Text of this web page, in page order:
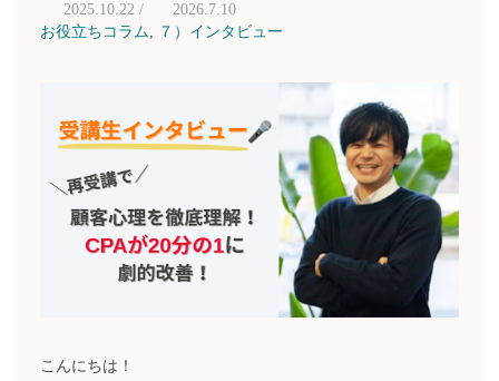
2025.10.22 /
2026.7.10
お役立ちコラム, ７）インタビュー
こんにちは！